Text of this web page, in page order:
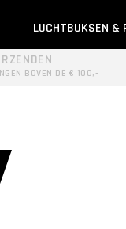
LUCHTBUKSEN &
BOVEN DE € 100,-